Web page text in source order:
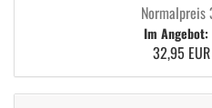
Normalpreis
Im Angebot:
32,95